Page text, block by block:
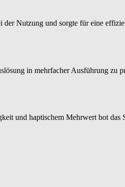
der Nutzung und sorgte für eine
in mehrfacher Ausführung zu
und haptischem Mehrwert bot das